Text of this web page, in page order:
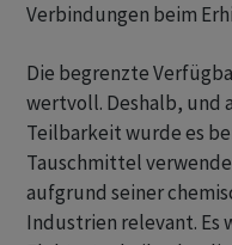
Verbindungen beim
Die begrenzte
wertvoll. Deshalb, und
Teilbarkeit wurde es
Tauschmittel
aufgrund seiner
Industrien relevant. Es